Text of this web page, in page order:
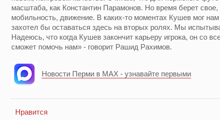
масштаба, как Константин Парамонов. Но время берет
мобильность, движение. В каких-то моментах Кушев мог
захотел бы оставаться здесь на вторых ролях. Мы
Надеюсь, что когда Кушев закончит карьеру игрока, он со
сможет помочь нам» - говорит Рашид Рахимов.
Новости Перми в MAX - узнавайте первыми
Нравится